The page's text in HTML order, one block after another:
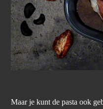
Maar je kunt de pasta ook